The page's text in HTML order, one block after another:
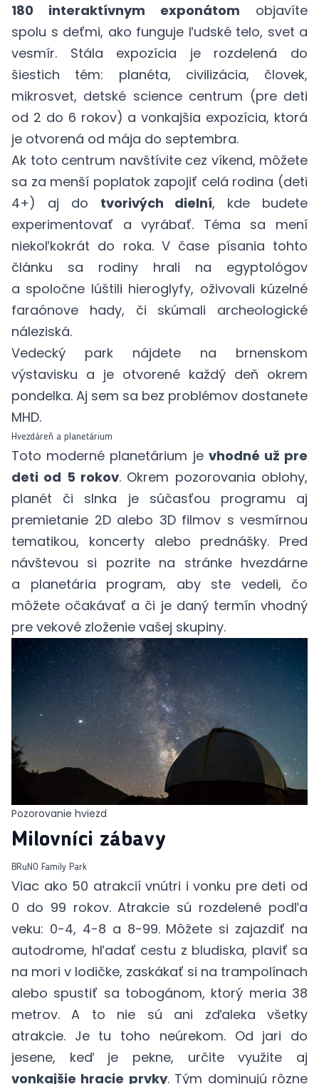
180 interaktívnym exponátom objavíte
spolu s deťmi, ako funguje ľudské telo, svet a
vesmír. Stála expozícia je rozdelená do
šiestich tém: planéta, civilizácia, človek,
mikrosvet, detské science centrum (pre deti
od 2 do 6 rokov) a vonkajšia expozícia, ktorá
je otvorená od mája do septembra.
Ak toto centrum navštívite cez víkend, môžete
sa za menší poplatok zapojiť celá rodina (deti
4+) aj do tvorivých dielní, kde budete
experimentovať a vyrábať. Téma sa mení
niekoľkokrát do roka. V čase písania tohto
článku sa rodiny hrali na egyptológov
a spoločne lúštili hieroglyfy, oživovali kúzelné
faraónove hady, či skúmali archeologické
náleziská.
Vedecký park nájdete na brnenskom
výstavisku a je otvorené každý deň okrem
pondelka. Aj sem sa bez problémov dostanete
MHD.
Hvezdáreň a planetárium
Toto moderné planetárium je vhodné už pre
deti od 5 rokov. Okrem pozorovania oblohy,
planét či slnka je súčasťou programu aj
premietanie 2D alebo 3D filmov s vesmírnou
tematikou, koncerty alebo prednášky. Pred
návštevou si pozrite na stránke hvezdárne
a planetária program, aby ste vedeli, čo
môžete očakávať a či je daný termín vhodný
pre vekové zloženie vašej skupiny.
Pozorovanie hviezd
Milovníci zábavy
BRuNO Family Park
Viac ako 50 atrakcií vnútri i vonku pre deti od
0 do 99 rokov. Atrakcie sú rozdelené podľa
veku: 0-4, 4-8 a 8-99. Môžete si zajazdiť na
autodrome, hľadať cestu z bludiska, plaviť sa
na mori v lodičke, zaskákať si na trampolínach
alebo spustiť sa tobogánom, ktorý meria 38
metrov. A to nie sú ani zďaleka všetky
atrakcie. Je tu toho neúrekom. Od jari do
jesene, keď je pekne, určite využite aj
vonkajšie hracie prvky. Tým dominujú rôzne